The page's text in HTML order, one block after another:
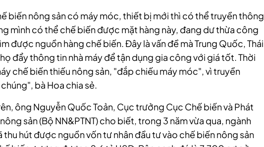
biến nông sản có máy móc, thiết bị mới thì có thể truyền thông
mình có thể chế biến được mặt hàng này, đang dư thừa công
được nguồn hàng chế biến. Đây là vấn đề mà Trung Quốc, Thái
đẩy thông tin nhà máy để tận dụng gia công với giá tốt. Thời
chế biến thiếu nông sản, "đắp chiếu máy móc", vì truyền
bà Hoa chia sẻ.
ông Nguyễn Quốc Toản, Cục trưởng Cục Chế biến và Phát
sản (Bộ NN&PTNT) cho biết, trong 3 năm vừa qua, ngành
thu hút được nguồn vốn tư nhân đầu tư vào chế biến nông sản